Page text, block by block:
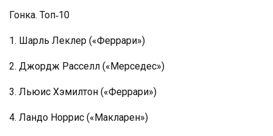
Гонка. Топ‑10
1. Шарль Леклер («Феррари»)
2. Джордж Расселл («Мерседес»)
3. Льюис Хэмилтон («Феррари»)
4. Ландо Норрис («Макларен»)